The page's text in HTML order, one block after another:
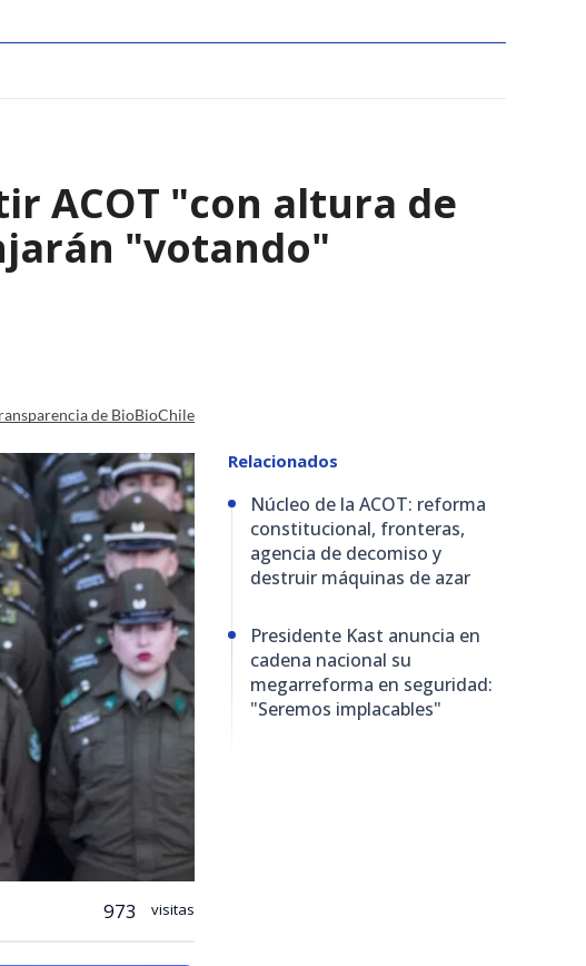
ACOT "con altura de
"votando"
de BioBioChile
973 visitas
Relacionados
Núcleo de la ACOT: reforma
constitucional, fronteras,
agencia de decomiso y
destruir máquinas de azar
Presidente Kast anuncia en
cadena nacional su
megarreforma en seguridad:
"Seremos implacables"